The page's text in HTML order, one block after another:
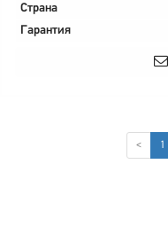
Страна
Гарантия
< 1